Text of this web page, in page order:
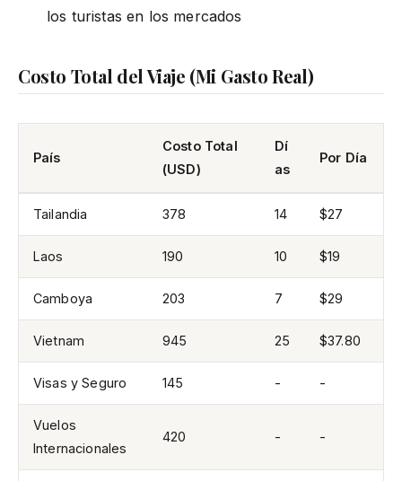
los turistas en los mercados
Costo Total del Viaje (Mi Gasto Real)
País
Costo Total
(USD)
Dí
as
Por Día
Tailandia 378 14 $27
Laos 190 10 $19
Camboya 203 7 $29
Vietnam 945 25 $37.80
Visas y Seguro 145 - -
Vuelos
Internacionales
420 - -